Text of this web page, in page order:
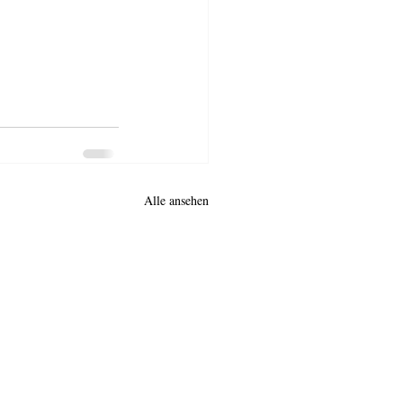
Alle ansehen